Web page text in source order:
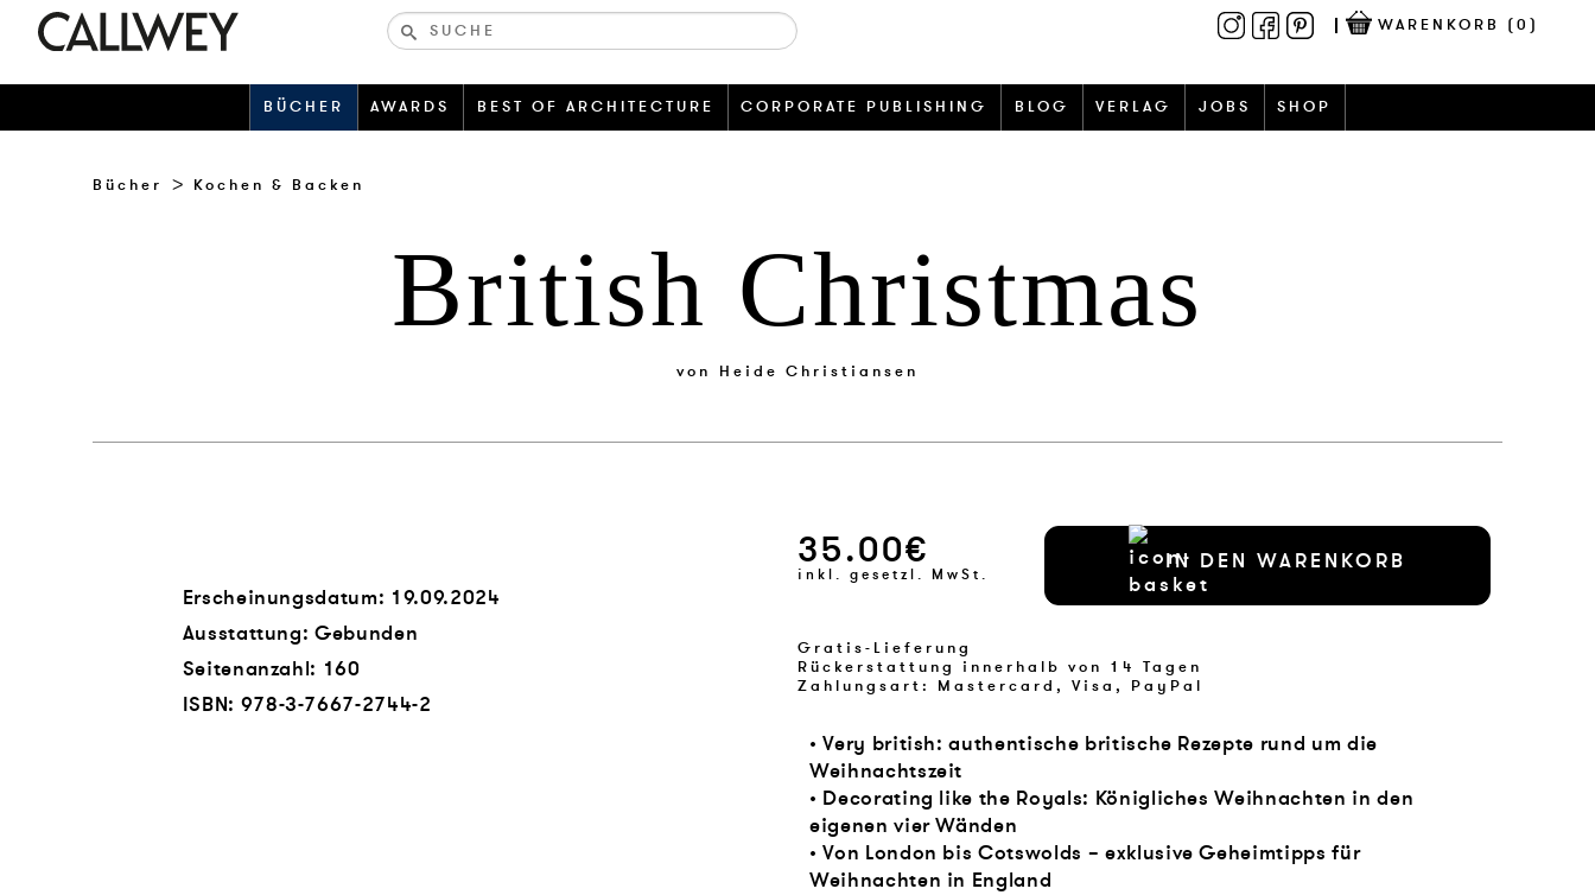
Bücher-
und
zeitschriften
WARENKORB (0)
BÜCHER AWARDS BEST OF ARCHITECTURE CORPORATE PUBLISHING BLOG VERLAG JOBS SHOP
Bücher Kochen & Backen
British Christmas
von Heide Christiansen
Erscheinungsdatum: 19.09.2024
Ausstattung: Gebunden
Seitenanzahl: 160
ISBN: 978-3-7667-2744-2
35.00€
inkl. gesetzl. MwSt. IN DEN WARENKORB
Gratis-Lieferung
Rückerstattung innerhalb von 14 Tagen
Zahlungsart: Mastercard, Visa, PayPal
• Very british: authentische britische Rezepte rund um die
Weihnachtszeit
• Decorating like the Royals: Königliches Weihnachten in den
eigenen vier Wänden
• Von London bis Cotswolds – exklusive Geheimtipps für
Weihnachten in England